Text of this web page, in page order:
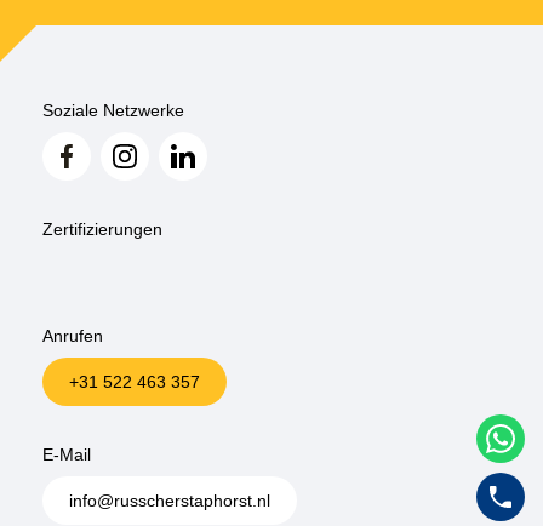
Soziale Netzwerke
Zertifizierungen
Anrufen
+31 522 463 357
E-Mail
info@russcherstaphorst.nl